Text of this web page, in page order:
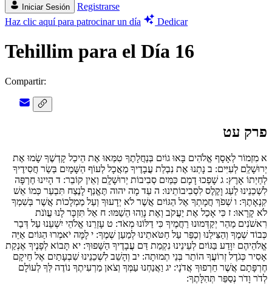
Iniciar Sesión
Registrarse
Haz clic aquí para patrocinar un día
Dedicar
Tehillim para el Día 16
Compartir:
פרק עט
א מִזְמוֹר לְאָסָף אֱלֹהִים בָּאוּ גוֹיִם בְּנַחֲלָתֶךָ טִמְּאוּ אֶת הֵיכַל קָדְשֶׁךָ שָׂמוּ אֶת
יְרוּשָׁלִַם לְעִיִּים: ב נָתְנוּ אֶת נִבְלַת עֲבָדֶיךָ מַאֲכָל לְעוֹף הַשָּׁמָיִם בְּשַׂר חֲסִידֶיךָ
לְחַיְתוֹ אָרֶץ: ג שָׁפְכוּ דָמָם כַּמַּיִם סְבִיבוֹת יְרוּשָׁלִָם וְאֵין קוֹבֵר: ד הָיִינוּ חֶרְפָּה
לִשְׁכֵנֵינוּ לַעַג וָקֶלֶס לִסְבִיבוֹתֵינוּ: ה עַד מָה יהוה תֶּאֱנַף לָנֶצַח תִּבְעַר כְּמוֹ אֵשׁ
קִנְאָתֶךָ: ו שְׁפֹךְ חֲמָתְךָ אֶל הַגּוֹיִם אֲשֶׁר לֹא יְדָעוּךָ וְעַל מַמְלָכוֹת אֲשֶׁר בְּשִׁמְךָ
לֹא קָרָאוּ: ז כִּי אָכַל אֶת יַעֲקֹב וְאֶת נָוֵהוּ הֵשַׁמּוּ: ח אַל תִּזְכָּר לָנוּ עֲוֺנֹת
רִאשֹׁנִים מַהֵר יְקַדְּמוּנוּ רַחֲמֶיךָ כִּי דַלּוֹנוּ מְאֹד: ט עָזְרֵנוּ אֱלֹהֵי יִשְׁעֵנוּ עַל דְּבַר
כְּבוֹד שְׁמֶךָ וְהַצִּילֵנוּ וְכַפֵּר עַל חַטֹּאתֵינוּ לְמַעַן שְׁמֶךָ: י לָמָּה יֹאמְרוּ הַגּוֹיִם אַיֵּה
אֱ‍לֹהֵיהֶם יִוָּדַע בַּגּוֹיִם לְעֵינֵינוּ נִקְמַת דַּם עֲבָדֶיךָ הַשָּׁפוּךְ: יא תָּבוֹא לְפָנֶיךָ אֶנְקַת
אָסִיר כְּגֹדֶל זְרוֹעֲךָ הוֹתֵר בְּנֵי תְמוּתָה: יב וְהָשֵׁב לִשְׁכֵנֵינוּ שִׁבְעָתַיִם אֶל חֵיקָם
חֶרְפָּתָם אֲשֶׁר חֵרְפוּךָ אֲדֹנָי: יג וַאֲנַחְנוּ עַמְּךָ וְצֹאן מַרְעִיתֶךָ נוֹדֶה לְּךָ לְעוֹלָם
לְדֹר וָדֹר נְסַפֵּר תְּהִלָּתֶךָ: